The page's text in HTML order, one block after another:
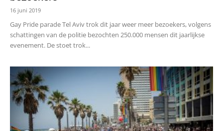
16 juni 2019
Gay Pride parade Tel Aviv trok dit jaar weer meer bezoekers, volgens
schattingen van de politie bezochten 250.000 mensen dit jaarlijkse
evenement. De stoet trok...